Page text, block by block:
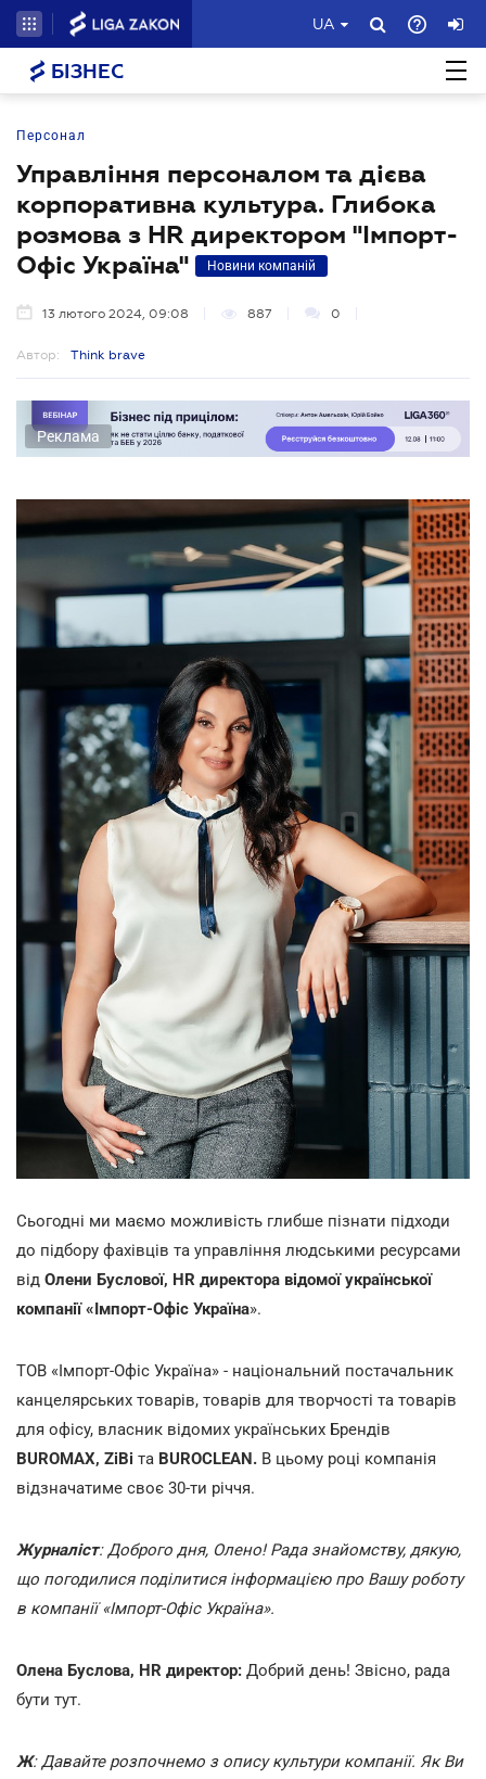
UA
БІЗНЕС
Персонал
Управління персоналом та дієва
корпоративна культура. Глибока
розмова з HR директором "Імпорт-
Офіс Україна"
Новини компаній
13 лютого 2024, 09:08 887 0
Автор: Think brave
Реклама
Сьогодні ми маємо можливість глибше пізнати підходи
до підбору фахівців та управління людськими ресурсами
від Олени Буслової, HR директора відомої української
компанії «Імпорт-Офіс Україна».
ТОВ «Імпорт-Офіс Україна» - національний постачальник
канцелярських товарів, товарів для творчості та товарів
для офісу, власник відомих українських Брендів
BUROMAX, ZiBi та BUROCLEAN. В цьому році компанія
відзначатиме своє 30-ти річчя.
Журналіст: Доброго дня, Олено! Рада знайомству, дякую,
що погодилися поділитися інформацією про Вашу роботу
в компанії «Імпорт-Офіс Україна».
Олена Буслова, HR директор: Добрий день! Звісно, рада
бути тут.
Ж: Давайте розпочнемо з опису культури компанії. Як Ви